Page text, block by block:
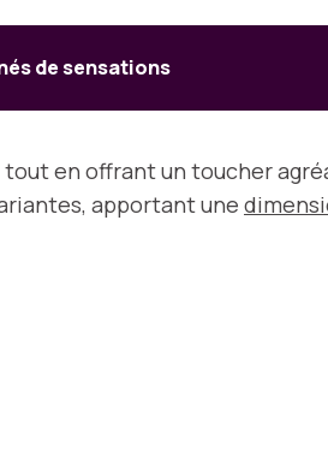
de sensations
en offrant un toucher
apportant une